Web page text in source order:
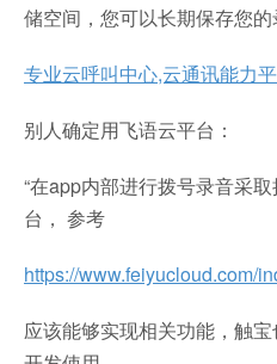
储空间，您可以长期保存您
专业云呼叫中心,云通讯能力
别人确定用飞语云平台：
“在app内部进行拨号录音采
台， 参考
https://www.feiyucloud.com/
应该能够实现相关功能，触